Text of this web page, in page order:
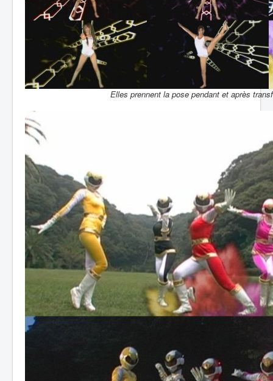
Elles prennent la pose pendant et après